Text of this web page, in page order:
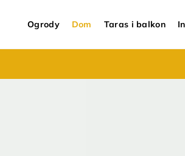
Ogrody Dom Taras i balkon